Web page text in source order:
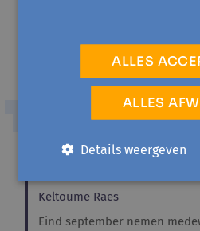
Keltoume Raes
EVENEMENT
Avansa regio
Keltoume Raes
Eind september nemen
ALLES
ALLES
Details weergeven